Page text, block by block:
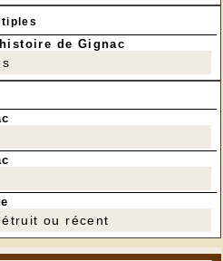
de Gignac
ou récent